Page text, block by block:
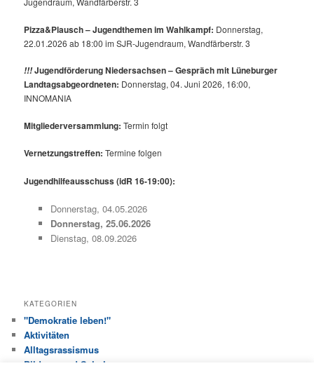
Pizza&Plausch – Jugendthemen im Wahlkampf: Donnerstag,
22.01.2026 ab 18:00 im SJR-Jugendraum, Wandfärberstr. 3
!!!Jugendförderung Niedersachsen – Gespräch mit Lüneburger
Landtagsabgeordneten: Donnerstag, 04. Juni 2026, 16:00,
INNOMANIA
Mitgliederversammlung:Termin folgt
Vernetzungstreffen:Termine folgen
Jugendhilfeausschuss (idR 16-19:00):
Donnerstag, 04.05.2026
Donnerstag, 25.06.2026
Dienstag, 08.09.2026
KATEGORIEN
"Demokratie leben!"
Aktivitäten
Alltagsrassismus
Bildung und Schule